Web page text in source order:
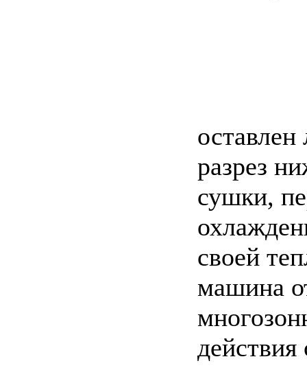
разрез
сушки,
своей
машина